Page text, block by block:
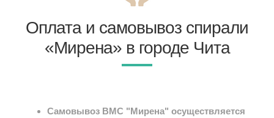
Оплата и самовывоз спирали
«Мирена» в городе Чита
Самовывоз ВМС "Мирена" осуществляется